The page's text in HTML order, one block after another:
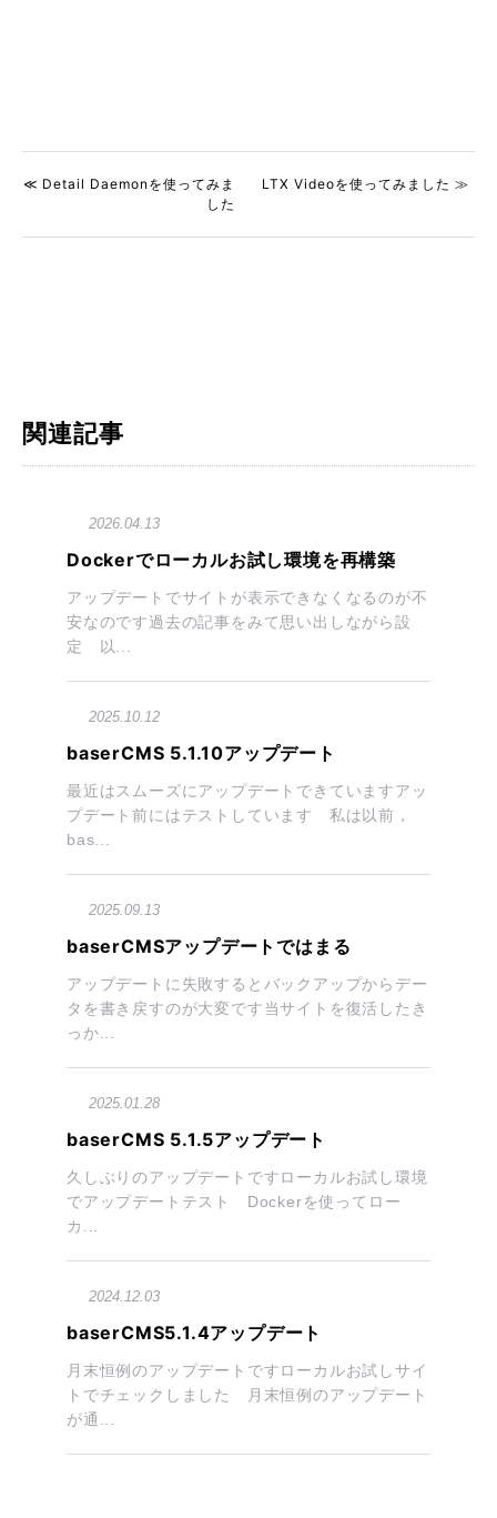
≪ Detail Daemonを使ってみま
した
LTX Videoを使ってみました ≫
関連記事
2026.04.13
Dockerでローカルお試し環境を再構築
アップデートでサイトが表示できなくなるのが不
安なのです過去の記事をみて思い出しながら設
定 以...
2025.10.12
baserCMS 5.1.10アップデート
最近はスムーズにアップデートできていますアッ
プデート前にはテストしています 私は以前，
bas...
2025.09.13
baserCMSアップデートではまる
アップデートに失敗するとバックアップからデー
タを書き戻すのが大変です当サイトを復活したき
っか...
2025.01.28
baserCMS 5.1.5アップデート
久しぶりのアップデートですローカルお試し環境
でアップデートテスト Dockerを使ってロー
カ...
2024.12.03
baserCMS5.1.4アップデート
月末恒例のアップデートですローカルお試しサイ
トでチェックしました 月末恒例のアップデート
が通...